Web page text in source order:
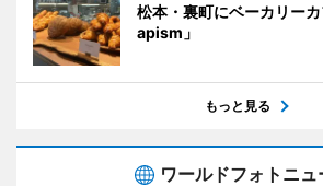
松本・裏町にベーカリー
apism」
もっと見る
ワールドフォトニュ